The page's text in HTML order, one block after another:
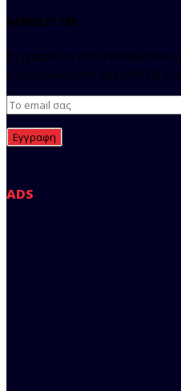
NEWSLETTER
Εγγραφείτε στο Newsletter
ενημερωμένοι για όλα τα
ADS